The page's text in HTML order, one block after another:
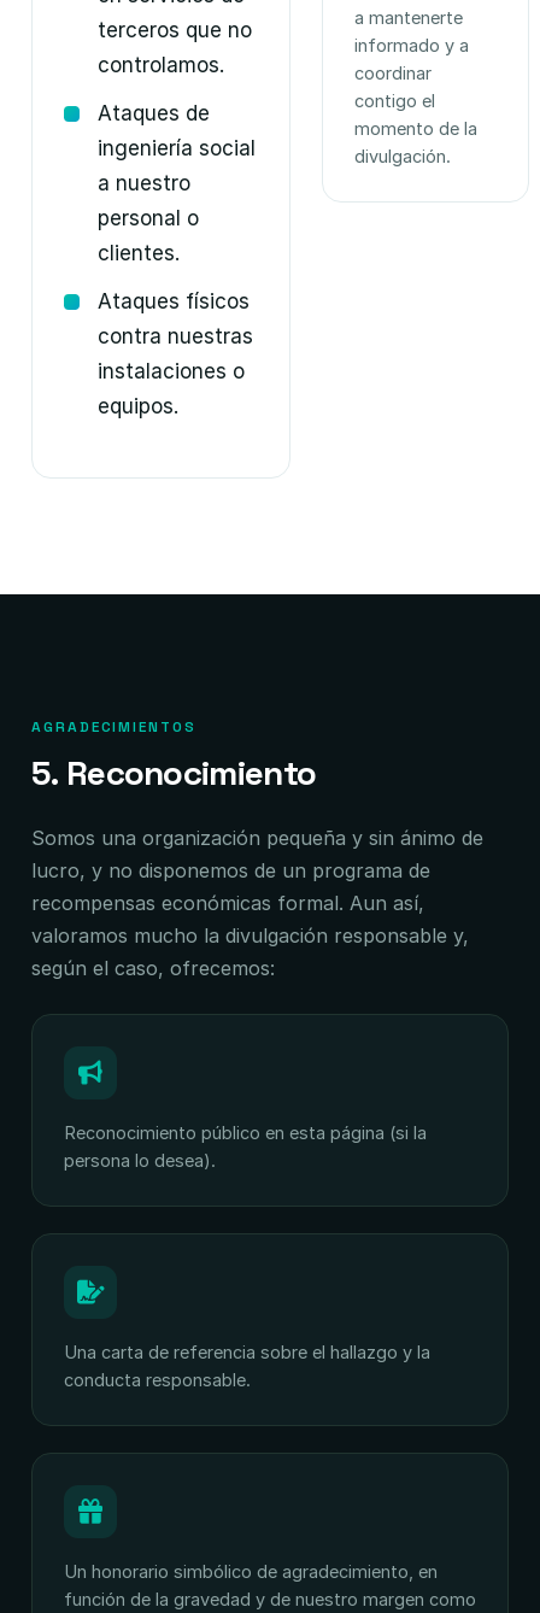
terceros que no
controlamos.
Ataques de
ingeniería social
a nuestro
personal o
clientes.
Ataques físicos
contra nuestras
instalaciones o
equipos.
a mantenerte
informado y a
coordinar
contigo el
momento de la
divulgación.
AGRADECIMIENTOS
5. Reconocimiento
Somos una organización pequeña y sin ánimo de
lucro, y no disponemos de un programa de
recompensas económicas formal. Aun así,
valoramos mucho la divulgación responsable y,
según el caso, ofrecemos:
Reconocimiento público en esta página (si la
persona lo desea).
Una carta de referencia sobre el hallazgo y la
conducta responsable.
Un honorario simbólico de agradecimiento, en
función de la gravedad y de nuestro margen como